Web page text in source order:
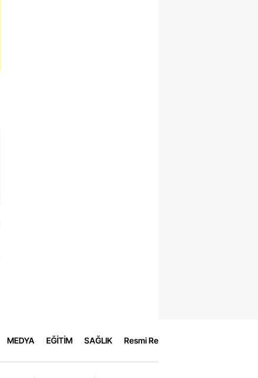
MEDYA EĞİTİM SAĞLIK Resmi Reklamlar